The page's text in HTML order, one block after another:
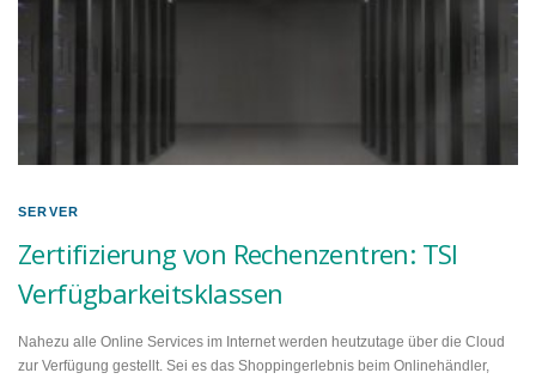
SERVER
Zertifizierung von Rechenzentren: TSI
Verfügbarkeitsklassen
Nahezu alle Online Services im Internet werden heutzutage über die Cloud
zur Verfügung gestellt. Sei es das Shoppingerlebnis beim Onlinehändler,